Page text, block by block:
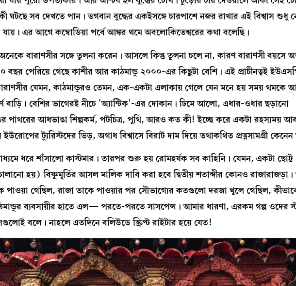
কী ঘটছে সব দেখতে পান। ভগবান বুদ্ধের একইসঙ্গে চারপাশে নজর রাখার এই বিশ্বাস শুধু
যায়। এর আগে কম্বোডিয়া পর্বে আঙ্কর থমে অবলোকিতেশ্বরের কথা বলেছি।
বারাণসীর সঙ্গে তুলনা করেন। আসলে কিন্তু তুলনা চলে না, কারণ বারাণসী বয়সে
বছর পেরিয়ে গেছে কাশীর আর কাঠমান্ডু ২০০০-এর কিছুটা বেশি। এই প্রাচীনত্বই
বারাণসীর যেমন, কাঠমান্ডুরও তেমন, এক-একটা এলাকায় গেলে যেন মনে হয় সময় থমকে
বাড়ি। বেশির ভাগেরই নীচে ‘অ্যান্টিক’-এর দোকান। ঢিমে আলো, এধার-ওধার ছড়ানো
পাথরের আধভাঙা শিল্পকর্ম, পটচিত্র, পুথি, আরও কত কী! ইচ্ছে করে একটা রহস্যময়
ট্যুরিস্টদের ভিড়, অগাধ বিশ্বাসে বিরাট দাম দিয়ে তথাকথিত প্রত্নসামগ্রী কেনেন
ধরে শাঁসালো কাস্টমার। তারপর শুরু হয় রোমহর্ষক সব কাহিনি। যেমন, একটা ছোট্ট
হয়) বিষ্ণুমূর্তির আসল মালিক দাবি করা হবে দ্বিতীয় শতাব্দীর কোনও
পাওয়া গেছিল, রাজা তাকে পাওয়ার পর সৌভাগ্যের কতগুলো দরজা খুলে গেছিল,
ব্যবসায়ীর হাতে এল— পরতে-পরতে সাসপেন্স। আমার ধারণা, এরকম গল্প ওদের
বলে। নাহলে এতদিনে বলিউডে স্ক্রিপ্ট রাইটার হয়ে যেত!